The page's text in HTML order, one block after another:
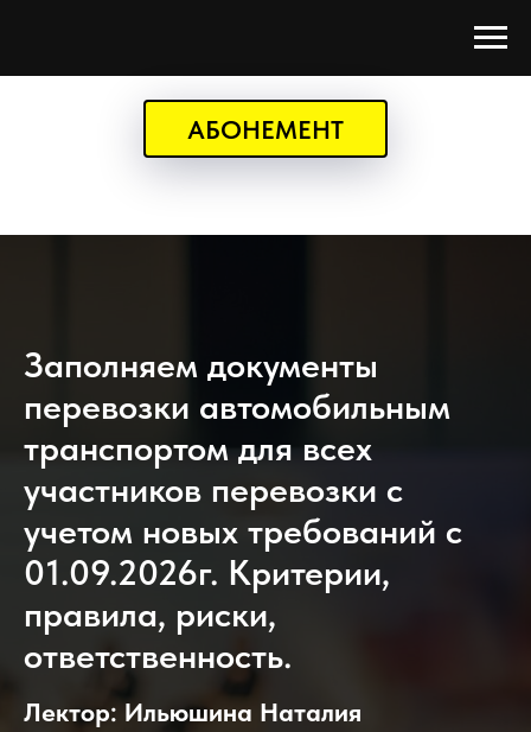
АБОНЕМЕНТ
Заполняем документы
перевозки автомобильным
транспортом для всех
участников перевозки с
учетом новых требований с
01.09.2026г. Критерии,
правила, риски,
ответственность.
Лектор: Ильюшина Наталия